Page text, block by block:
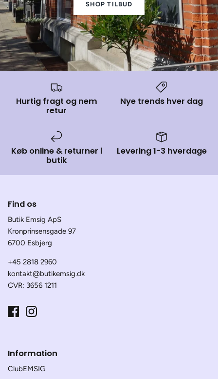
SHOP TILBUD
Hurtig fragt og nem
retur
Nye trends hver dag
Køb online & returner i
butik
Levering 1-3 hverdage
Find os
Butik Emsig ApS
Kronprinsensgade 97
6700 Esbjerg
+45 2818 2960
kontakt@butikemsig.dk
CVR: 3656 1211
Information
ClubEMSIG